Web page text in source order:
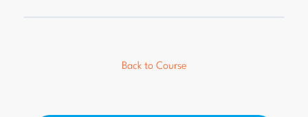
Back to Course